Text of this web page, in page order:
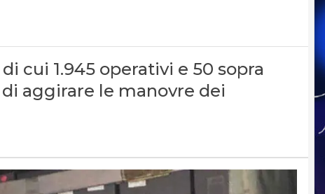
cui 1.945 operativi e 50 sopra
aggirare le manovre dei